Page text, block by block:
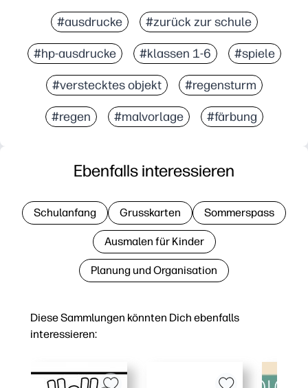
#ausdrucke #zurück zur schule
#hp-ausdrucke #klassen 1-6 #spiele
#verstecktes objekt #regensturm
#regen #malvorlage #färbung
Diese Sammlungen könnten Dich ebenfalls
interessieren:
Ebenfalls interessieren
Schulanfang Grusskarten Sommerspass
Ausmalen für Kinder
Planung und Organisation